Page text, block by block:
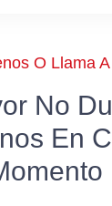
O Llama
No
En